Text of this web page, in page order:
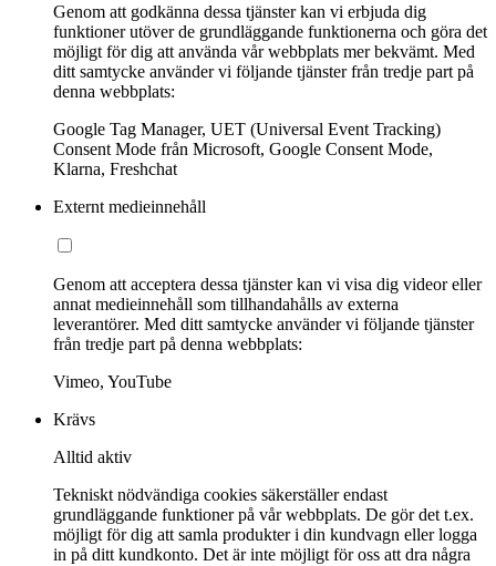
Genom att godkänna dessa tjänster kan vi erbjuda dig
funktioner utöver de grundläggande funktionerna och göra det
möjligt för dig att använda vår webbplats mer bekvämt. Med
ditt samtycke använder vi följande tjänster från tredje part på
denna webbplats:
Google Tag Manager, UET (Universal Event Tracking)
Consent Mode från Microsoft, Google Consent Mode,
Klarna, Freshchat
Externt medieinnehåll
Genom att acceptera dessa tjänster kan vi visa dig videor eller
annat medieinnehåll som tillhandahålls av externa
leverantörer. Med ditt samtycke använder vi följande tjänster
från tredje part på denna webbplats:
Vimeo, YouTube
Krävs
Alltid aktiv
Tekniskt nödvändiga cookies säkerställer endast
grundläggande funktioner på vår webbplats. De gör det t.ex.
möjligt för dig att samla produkter i din kundvagn eller logga
in på ditt kundkonto. Det är inte möjligt för oss att dra några